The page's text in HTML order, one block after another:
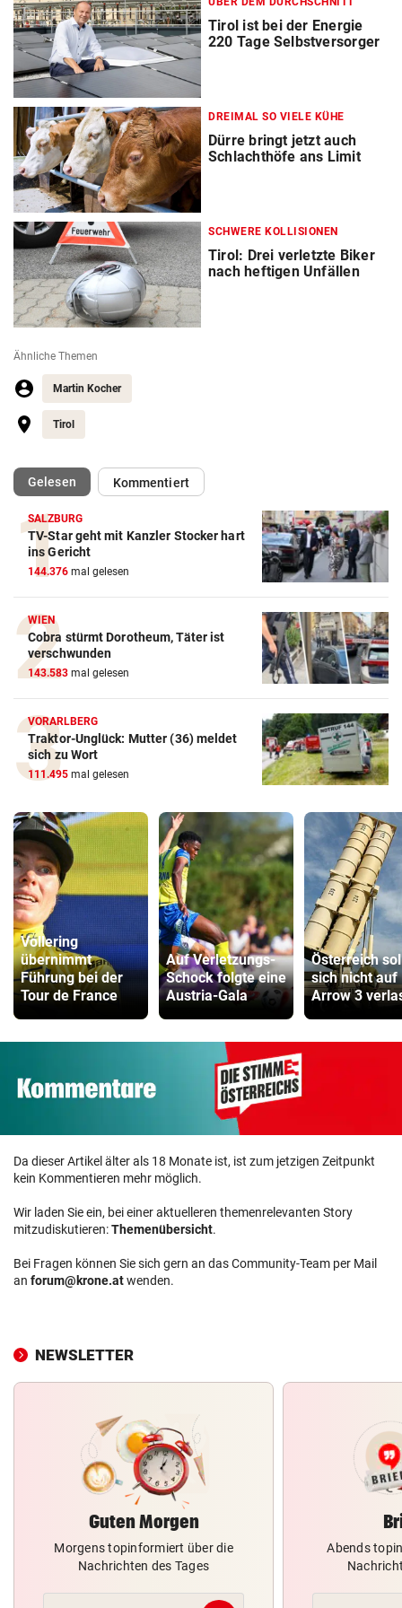
Tirol ist bei der Energie
220 Tage Selbstversorger
DREIMAL SO VIELE KÜHE
Dürre bringt jetzt auch
Schlachthöfe ans Limit
SCHWERE KOLLISIONEN
Tirol: Drei verletzte Biker
nach heftigen Unfällen
Ähnliche Themen
Martin Kocher
Tirol
Gelesen(ausgewählt)Kommentiert
SALZBURG
TV-Star geht mit Kanzler Stocker hart
ins Gericht
144.376 mal gelesen
WIEN
Cobra stürmt Dorotheum, Täter ist
verschwunden
143.583 mal gelesen
VORARLBERG
Traktor-Unglück: Mutter (36) meldet
sich zu Wort
111.495 mal gelesen
Vollering
übernimmt
Führung bei der
Tour de France
Auf Verletzungs-
Schock folgte eine
Austria-Gala
Österreich
sich nicht auf
Arrow 3
Da dieser Artikel älter als 18 Monate ist, ist zum jetzigen Zeitpunkt
kein Kommentieren mehr möglich.
Wir laden Sie ein, bei einer aktuelleren themenrelevanten Story
mitzudiskutieren:Themenübersicht.
Bei Fragen können Sie sich gern an das Community-Team per Mail
an forum@krone.atwenden.
NEWSLETTER
Guten Morgen
Morgens topinformiert über die
Nachrichten des Tages
Abends